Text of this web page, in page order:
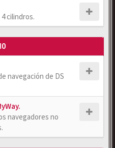
cilindros.
navegación de DS
navegadores no